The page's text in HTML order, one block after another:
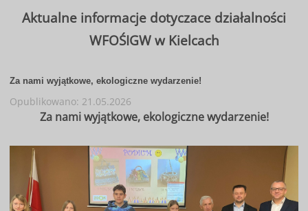
Aktualne informacje dotyczace działalności
WFOŚIGW w Kielcach
Za nami wyjątkowe, ekologiczne wydarzenie!
Opublikowano: 21.05.2026
Za nami wyjątkowe, ekologiczne wydarzenie!